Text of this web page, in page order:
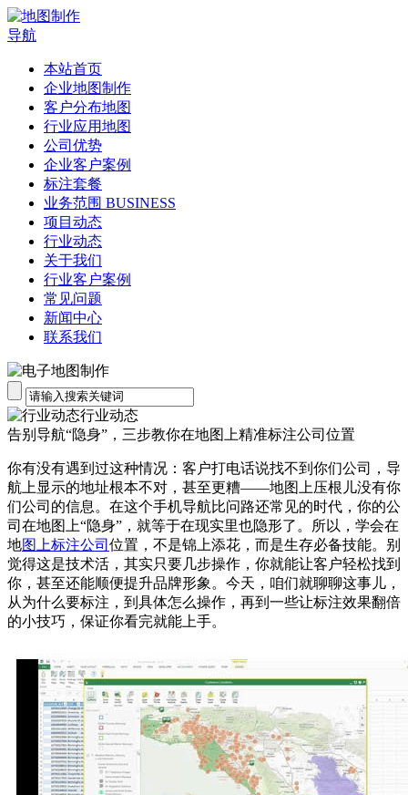
导航
本站首页
企业地图制作
客户分布地图
行业应用地图
公司优势
企业客户案例
标注套餐
业务范围 BUSINESS
项目动态
行业动态
关于我们
行业客户案例
常见问题
新闻中心
联系我们
行业动态
告别导航“隐身”，三步教你在地图上精准标注公司位置
你有没有遇到过这种情况：客户打电话说找不到你们公司，导
航上显示的地址根本不对，甚至更糟——地图上压根儿没有你
们公司的信息。在这个手机导航比问路还常见的时代，你的公
司在地图上“隐身”，就等于在现实里也隐形了。所以，学会在
地图上标注公司 位置，不是锦上添花，而是生存必备技能。别
觉得这是技术活，其实只要几步操作，你就能让客户轻松找到
你，甚至还能顺便提升品牌形象。今天，咱们就聊聊这事儿，
从为什么要标注，到具体怎么操作，再到一些让标注效果翻倍
的小技巧，保证你看完就能上手。